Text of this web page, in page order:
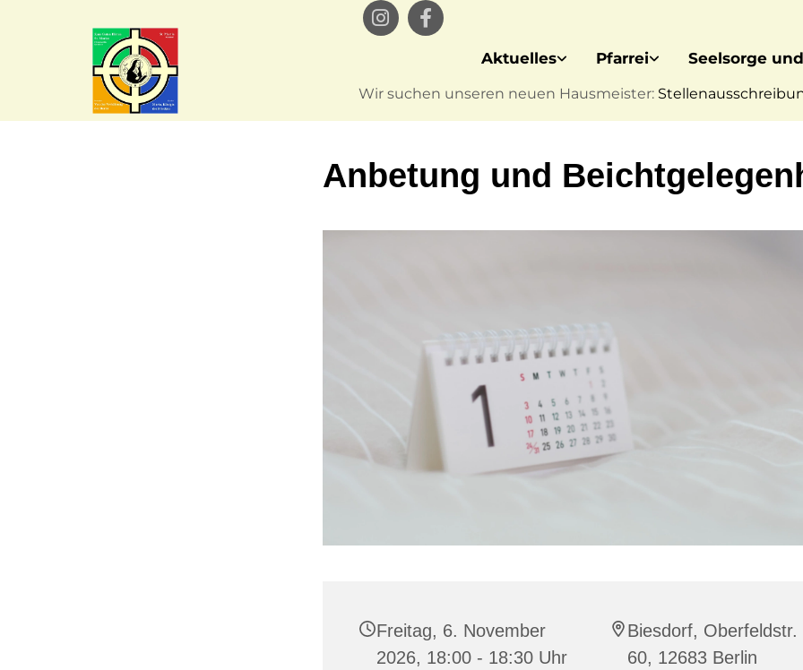
Aktuelles Pfarrei Seelsorge
Wir suchen unseren neuen Hausmeister:
Anbetung und
Freitag, 6. November
2026, 18:00 - 18:30 Uhr
Biesdorf, Oberfeldstr.
60, 12683 Berlin